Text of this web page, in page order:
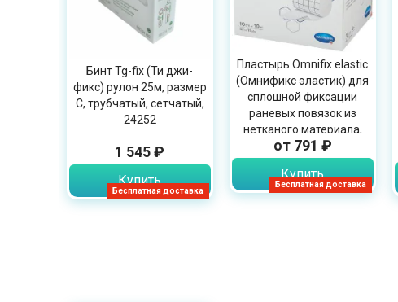
Бесплатная доставка
Бинт Tg-fix (Ти джи-
фикс) рулон 25м, размер
C, трубчатый, сетчатый,
24252
1 545 ₽
Купить Бесплатная доставка
Пластырь Omnifix elastic
(Омнификс эластик) для
сплошной фиксации
раневых повязок из
нетканого материала,
10см х 10м, 900603
от 791 ₽
Купить